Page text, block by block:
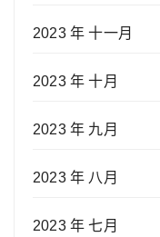
2023 年 十一月
2023 年 十月
2023 年 九月
2023 年 八月
2023 年 七月